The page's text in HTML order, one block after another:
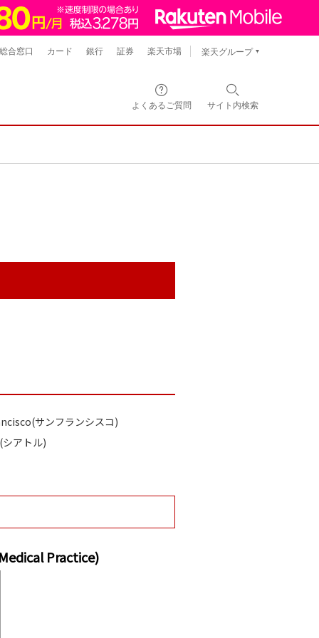
よくあるご質問 サイト内検索
合窓口 カード 銀行 証券 楽天市場 楽天グループ
サンフランシスコ)
アトル)
Practice)